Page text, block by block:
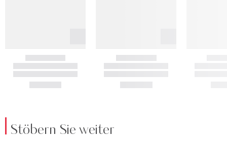
Stöbern Sie weiter